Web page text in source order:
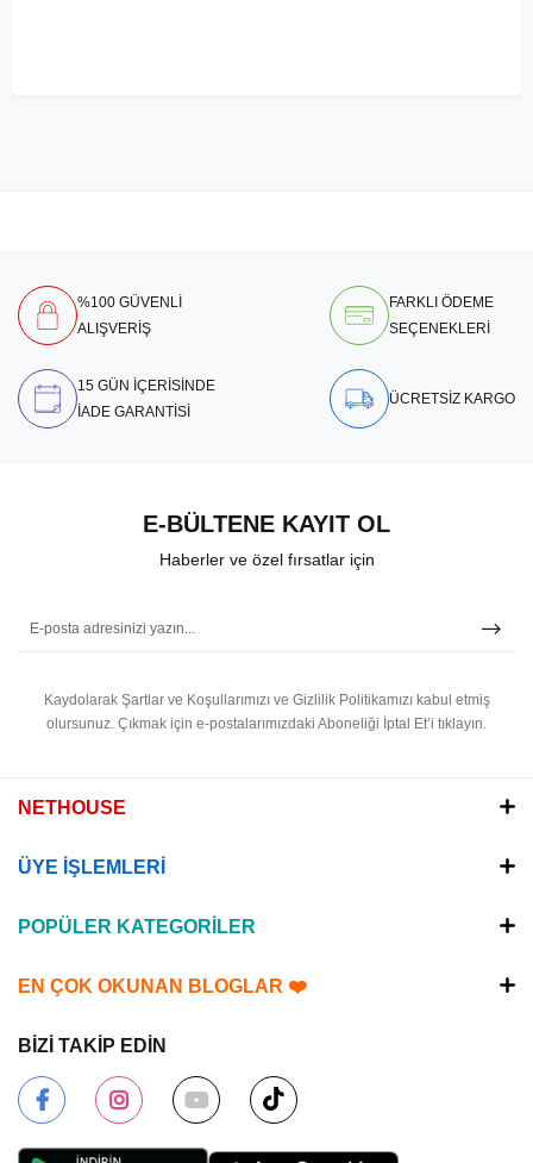
%100 GÜVENLİ
ALIŞVERİŞ
FARKLI ÖDEME
SEÇENEKLERİ
15 GÜN İÇERİSİNDE
İADE GARANTİSİ
ÜCRETSİZ KARGO
E-BÜLTENE KAYIT OL
Haberler ve özel fırsatlar için
Kaydolarak Şartlar ve Koşullarımızı ve Gizlilik Politikamızı kabul etmiş
olursunuz. Çıkmak için e-postalarımızdaki Aboneliği İptal Et’i tıklayın.
NETHOUSE
ÜYE İŞLEMLERİ
POPÜLER KATEGORİLER
EN ÇOK OKUNAN BLOGLAR ❤️
BİZİ TAKİP EDİN